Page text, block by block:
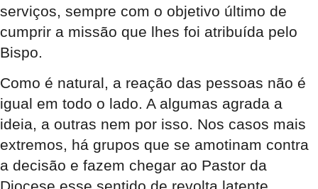
serviços, sempre com o objetivo último de
cumprir a missão que lhes foi atribuída pelo
Bispo.
Como é natural, a reação das pessoas não é
igual em todo o lado. A algumas agrada a
ideia, a outras nem por isso. Nos casos mais
extremos, há grupos que se amotinam contra
a decisão e fazem chegar ao Pastor da